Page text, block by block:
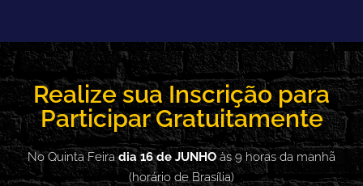
Realize sua Inscrição para
Participar Gratuitamente
No Quinta Feiradia 16 de JUNHOàs 9 horas da manhã
(horário de Brasília)